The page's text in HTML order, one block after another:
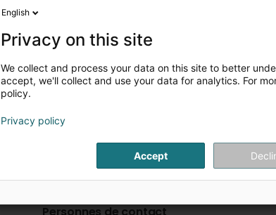
English
Privacy on this site
We collect and process your data on this site to better
accept, we'll collect and use your data for analytics. For
policy.
Privacy policy
Accept